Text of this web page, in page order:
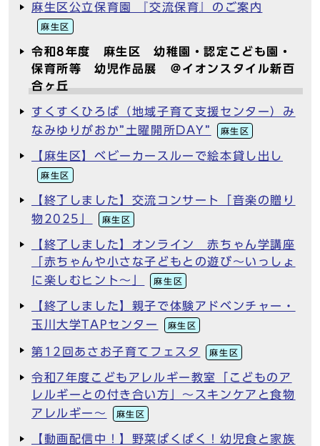
麻生区公立保育園 『交流保育』のご案内
麻生区
令和8年度 麻生区 幼稚園・認定こども園・
保育所等 幼児作品展 ＠イオンスタイル新百
合ヶ丘
すくすくひろば（地域子育て支援センター）み
なみゆりがおか”土曜開所DAY”
麻生区
【麻生区】ベビーカースルーで絵本貸し出し
麻生区
【終了しました】交流コンサート「音楽の贈り
物2025」
麻生区
【終了しました】オンライン 赤ちゃん学講座
「赤ちゃんや小さな子どもとの遊び～いっしょ
に楽しむヒント～」
麻生区
【終了しました】親子で体験アドベンチャー・
玉川大学TAPセンター
麻生区
第12回あさお子育てフェスタ 麻生区
令和7年度こどもアレルギー教室「こどものア
レルギーとの付き合い方」～スキンケアと食物
アレルギー～
麻生区
【動画配信中！】野菜ぱくぱく！幼児食と家族